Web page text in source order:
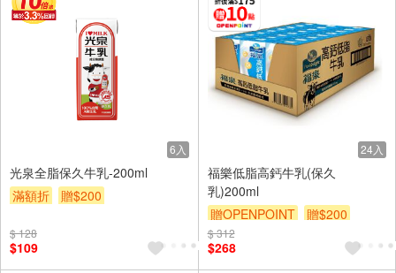
6入
光泉全脂保久牛乳-200ml
滿額折
贈$200
$ 128
$109
24入
福樂低脂高鈣牛乳(保久
乳)200ml
贈OPENPOINT
贈$200
$ 312
$268